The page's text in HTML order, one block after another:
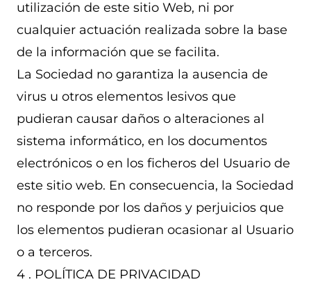
utilización de este sitio Web, ni por
cualquier actuación realizada sobre la base
de la información que se facilita.
La Sociedad no garantiza la ausencia de
virus u otros elementos lesivos que
pudieran causar daños o alteraciones al
sistema informático, en los documentos
electrónicos o en los ficheros del Usuario de
este sitio web. En consecuencia, la Sociedad
no responde por los daños y perjuicios que
los elementos pudieran ocasionar al Usuario
o a terceros.
4 . POLÍTICA DE PRIVACIDAD